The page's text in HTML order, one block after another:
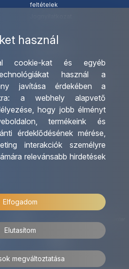
használ
cookie-kat és egyéb
használ a
javítása érdekében a
a webhely alapvető
, hogy jobb élményt
,termékeink és
érdeklődésének mérése,
interakciók személyre
relevánsabb hirdetések
Elfogadom
Elutasítom
megváltoztatása
feltételek
Irodáink
Utazásszervező partnereink
Viszonteladó Partnereink
Partnereinknek
Utazási kérdőív
Impresszum
Minden jog fenntartva